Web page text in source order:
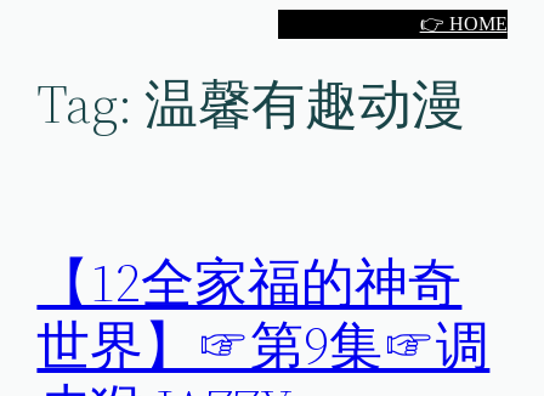
👉 HOME
Tag:温馨有趣动漫
【12全家福的神奇
世界】☞第9集☞调